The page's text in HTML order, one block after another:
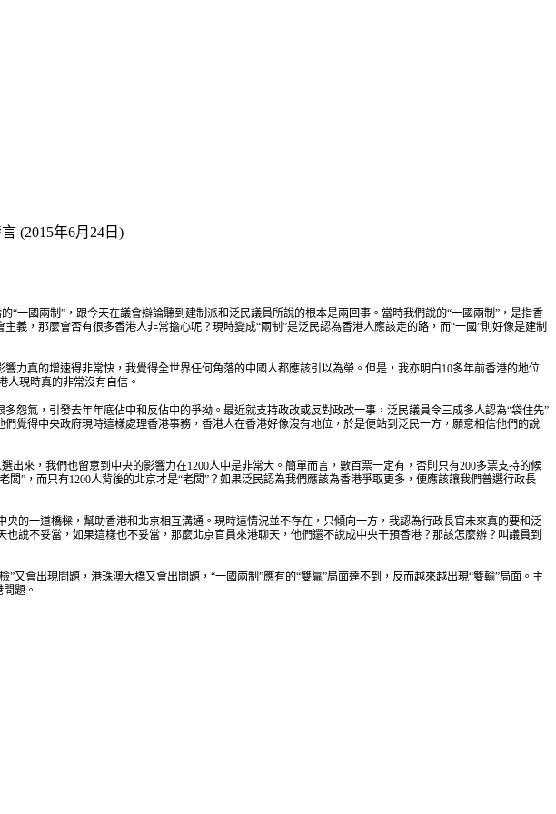
(2015年6月24日)
一國兩制”，跟今天在議會辯論聽到建制派和泛民議員所說的根本是兩回事。當時我們說的“一國兩制”，是指香
，那麼會否有很多香港人非常擔心呢？現時變成“兩制”是泛民認為香港人應該走的路，而“一國”則好像是建制
力真的增速得非常快，我覺得全世界任何角落的中國人都應該引以為榮。但是，我亦明白10多年前香港的地位
人現時真的非常沒有自信。
怨氣，引發去年年底佔中和反佔中的爭拗。最近就支持政改或反對政改一事，泛民議員令三成多人認為“袋住先”
覺得中央政府現時這樣處理香港事務，香港人在香港好像沒有地位，於是便站到泛民一方，願意相信他們的說
來，我們也留意到中央的影響力在1200人中是非常大。簡單而言，數百票一定有，否則只有200多票支持的候
”，而只有1200人背後的北京才是“老闆”？如果泛民認為我們應該為香港爭取更多，便應該讓我們普選行政長
的一道橋樑，幫助香港和北京相互溝通。現時這情況並不存在，只傾向一方，我認為行政長官未來真的要和泛
說不妥當，如果這樣也不妥當，那麼北京官員來港聊天，他們還不說成中央干預香港？那該怎麼辦？叫議員到
會出現問題，港珠澳大橋又會出問題，“一國兩制”應有的“雙贏”局面達不到，反而越來越出現“雙輸”局面。主
題。